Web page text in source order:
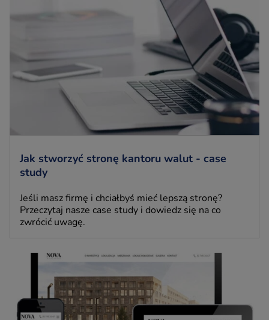
Jak stworzyć stronę kantoru walut - case
study
Jeśli masz firmę i chciałbyś mieć lepszą stronę?
Przeczytaj nasze case study i dowiedz się na co
zwrócić uwagę.